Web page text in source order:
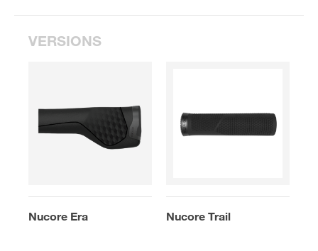
VERSIONS
Nucore Era Nucore Trail